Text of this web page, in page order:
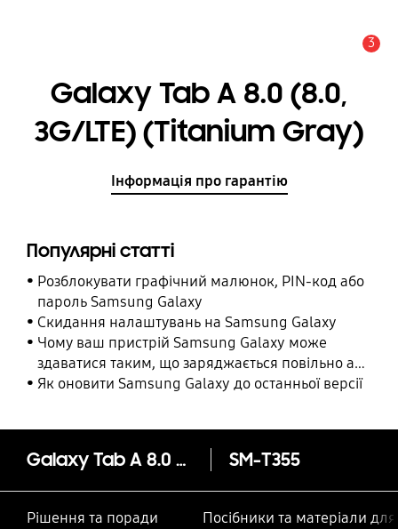
3
Galaxy Tab A 8.0 (8.0,
3G/LTE) (Titanium Gray)
Інформація про гарантію
Популярні статті
Розблокувати графічний малюнок, PIN-код або
пароль Samsung Galaxy
Cкидання налаштувань на Samsung Galaxy
Чому ваш пристрій Samsung Galaxy може
здаватися таким, що заряджається повільно або
взагалі не заряджається
Як оновити Samsung Galaxy до останньої версії
Galaxy Tab A 8.0 (8.0, 3G/LTE) (Titanium Gray) SM-T355
Рішення та поради Посібники та матеріали